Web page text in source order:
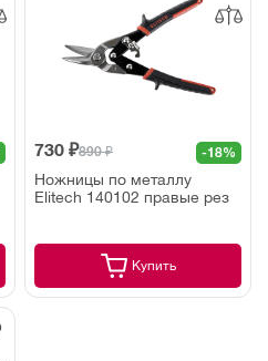
730 ₽890 ₽ -18%
Ножницы по металлу
Elitech 140102 правые рез
Купить